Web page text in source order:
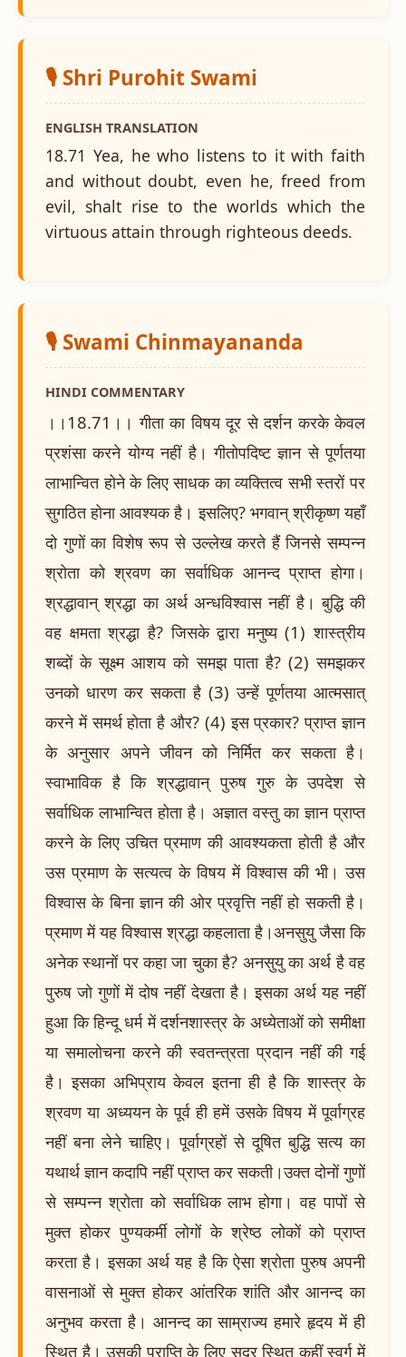
🎙️ Shri Purohit Swami
ENGLISH TRANSLATION
18.71 Yea, he who listens to it with faith
and without doubt, even he, freed from
evil, shalt rise to the worlds which the
virtuous attain through righteous deeds.
🎙️ Swami Chinmayananda
HINDI COMMENTARY
।।18.71।। गीता का विषय दूर से दर्शन करके केवल
प्रशंसा करने योग्य नहीं है। गीतोपदिष्ट ज्ञान से पूर्णतया
लाभान्वित होने के लिए साधक का व्यक्तित्व सभी स्तरों पर
सुगठित होना आवश्यक है। इसलिए? भगवान् श्रीकृष्ण यहाँ
दो गुणों का विशेष रूप से उल्लेख करते हैं जिनसे सम्पन्न
श्रोता को श्रवण का सर्वाधिक आनन्द प्राप्त होगा।
श्रद्धावान् श्रद्धा का अर्थ अन्धविश्वास नहीं है। बुद्धि की
वह क्षमता श्रद्धा है? जिसके द्वारा मनुष्य (1) शास्त्रीय
शब्दों के सूक्ष्म आशय को समझ पाता है? (2) समझकर
उनको धारण कर सकता है (3) उन्हें पूर्णतया आत्मसात्
करने में समर्थ होता है और? (4) इस प्रकार? प्राप्त ज्ञान
के अनुसार अपने जीवन को निर्मित कर सकता है।
स्वाभाविक है कि श्रद्धावान् पुरुष गुरु के उपदेश से
सर्वाधिक लाभान्वित होता है। अज्ञात वस्तु का ज्ञान प्राप्त
करने के लिए उचित प्रमाण की आवश्यकता होती है और
उस प्रमाण के सत्यत्व के विषय में विश्वास की भी। उस
विश्वास के बिना ज्ञान की ओर प्रवृत्ति नहीं हो सकती है।
प्रमाण में यह विश्वास श्रद्धा कहलाता है।अनसुयु जैसा कि
अनेक स्थानों पर कहा जा चुका है? अनसुयु का अर्थ है वह
पुरुष जो गुणों में दोष नहीं देखता है। इसका अर्थ यह नहीं
हुआ कि हिन्दू धर्म में दर्शनशास्त्र के अध्येताओं को समीक्षा
या समालोचना करने की स्वतन्त्रता प्रदान नहीं की गई
है। इसका अभिप्राय केवल इतना ही है कि शास्त्र के
श्रवण या अध्ययन के पूर्व ही हमें उसके विषय में पूर्वाग्रह
नहीं बना लेने चाहिए। पूर्वाग्रहों से दूषित बुद्धि सत्य का
यथार्थ ज्ञान कदापि नहीं प्राप्त कर सकती।उक्त दोनों गुणों
से सम्पन्न श्रोता को सर्वाधिक लाभ होगा। वह पापों से
मुक्त होकर पुण्यकर्मी लोगों के श्रेष्ठ लोकों को प्राप्त
करता है। इसका अर्थ यह है कि ऐसा श्रोता पुरुष अपनी
वासनाओं से मुक्त होकर आंतरिक शांति और आनन्द का
अनुभव करता है। आनन्द का साम्राज्य हमारे हृदय में ही
स्थित है। उसकी प्राप्ति के लिए सुदूर स्थित कहीं स्वर्ग में